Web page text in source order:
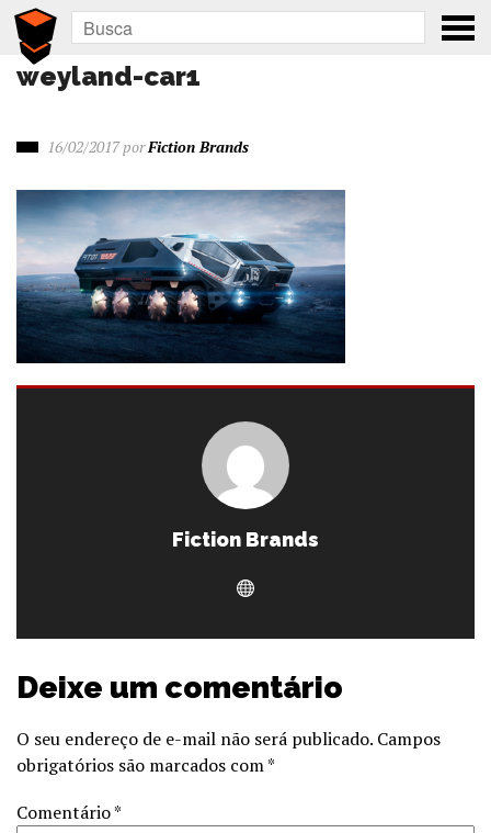
weyland-car1
16/02/2017porFiction Brands
Fiction Brands
Deixe um comentário
O seu endereço de e-mail não será publicado. Campos
obrigatórios são marcados com*
Comentário*